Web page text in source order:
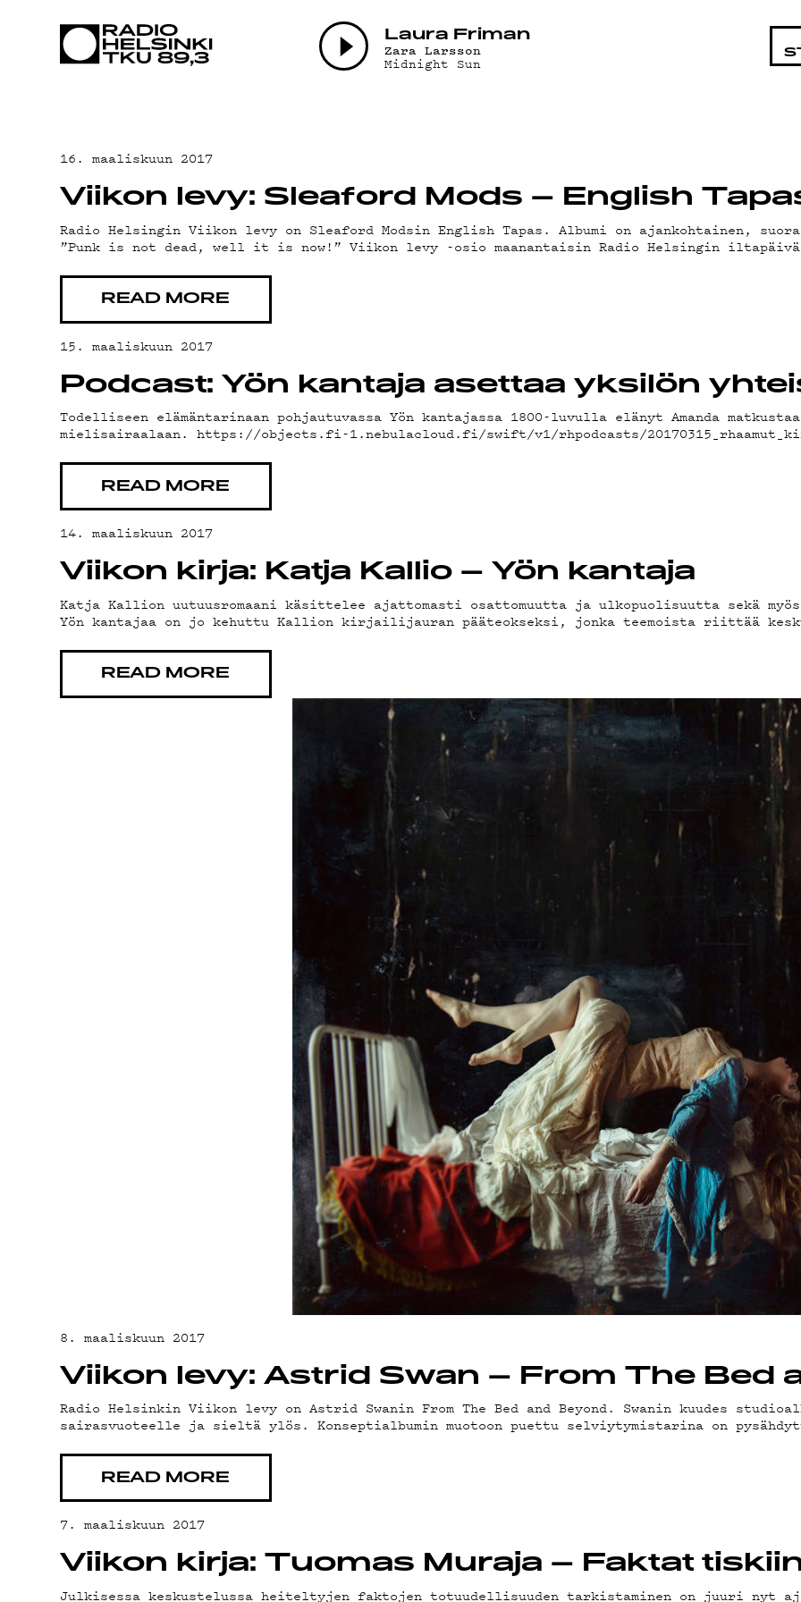
Laura Friman
Zara Larsson
Midnight Sun
OHJELMAT
TEKIJÄT
ON-DEMAND
PODCAST
MAINOSTA
G LIVELAB
YSTÄVÄKLUBI
TIETOSUOJA
16. maaliskuun 2017
Viikon levy: Sleaford Mods – English
Radio Helsingin Viikon levy on Sleaford Modsin English Tapas. Albumi on ajankohtainen,
”Punk is not dead, well it is now!” Viikon levy -osio maanantaisin Radio Helsingin
READ MORE
15. maaliskuun 2017
Podcast: Yön kantaja asettaa yksilön
Todelliseen elämäntarinaan pohjautuvassa Yön kantajassa 1800-luvulla elänyt Amanda
mielisairaalaan. https://objects.fi-1.nebulacloud.fi/swift/v1/rhpodcasts/
READ MORE
14. maaliskuun 2017
Viikon kirja: Katja Kallio – Yön kantaja
Katja Kallion uutuusromaani käsittelee ajattomasti osattomuutta ja ulkopuolisuutta sekä
Yön kantajaa on jo kehuttu Kallion kirjailijauran pääteokseksi, jonka teemoista riittää
READ MORE
8. maaliskuun 2017
Viikon levy: Astrid Swan – From The Bed
Radio Helsinkin Viikon levy on Astrid Swanin From The Bed and Beyond. Swanin kuudes
sairasvuoteelle ja sieltä ylös. Konseptialbumin muotoon puettu selviytymistarina on
READ MORE
7. maaliskuun 2017
Viikon kirja: Tuomas Muraja – Faktat
Julkisessa keskustelussa heiteltyjen faktojen totuudellisuuden tarkistaminen on juuri nyt